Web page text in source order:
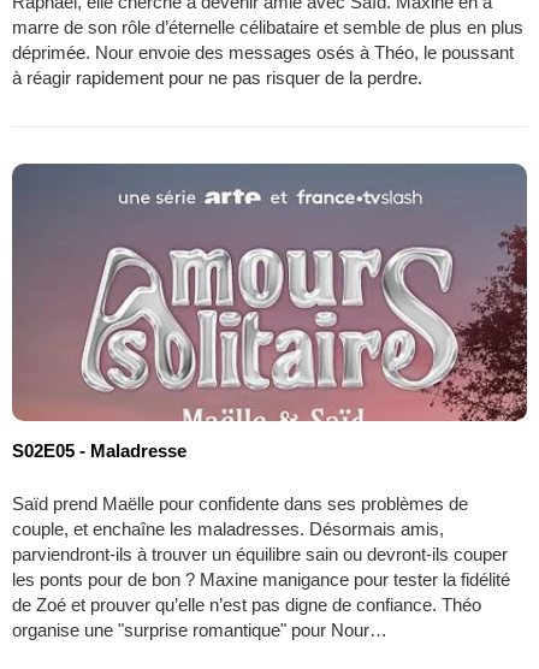
marre de son rôle d’éternelle célibataire et semble de plus en plus
déprimée. Nour envoie des messages osés à Théo, le poussant
à réagir rapidement pour ne pas risquer de la perdre.
S02E05 - Maladresse
Saïd prend Maëlle pour confidente dans ses problèmes de
couple, et enchaîne les maladresses. Désormais amis,
parviendront-ils à trouver un équilibre sain ou devront-ils couper
les ponts pour de bon ? Maxine manigance pour tester la fidélité
de Zoé et prouver qu’elle n’est pas digne de confiance. Théo
organise une "surprise romantique" pour Nour…